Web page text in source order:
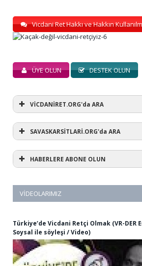
Vicdani Ret Hakkı ve Hakkın
ÜYE OLUN DESTEK OLUN
VİCDANİRET.ORG'da ARA
SAVASKARSİTLARİ.ORG'da ARA
HABERLERE ABONE OLUN
VIDEOLARIMIZ
Türkiye’de Vicdani Retçi Olmak (VR-DER
Soysal ile söyleşi / Video)